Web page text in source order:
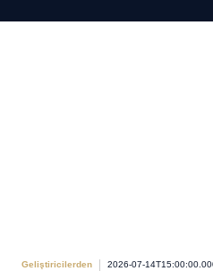
Geliştiricilerden 2026-07-